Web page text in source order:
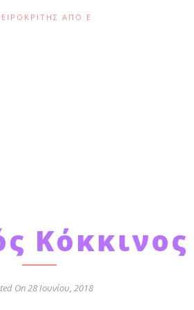
ΑΠΌ Ε
Κόκκινος
On 28 Ιουνίου, 2018